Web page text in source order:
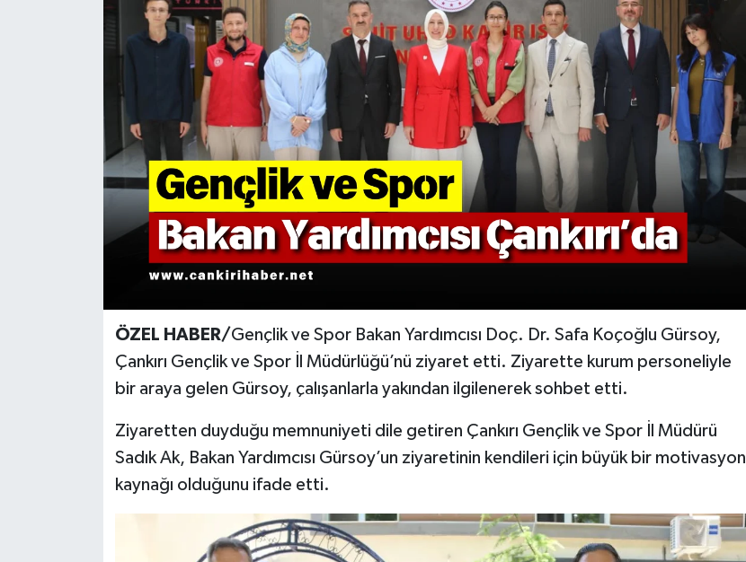
ÖZEL HABER/Gençlik ve Spor Bakan Yardımcısı Doç. Dr. Safa Koçoğlu Gürsoy,
Çankırı Gençlik ve Spor İl Müdürlüğü’nü ziyaret etti. Ziyarette kurum personeliyle
bir araya gelen Gürsoy, çalışanlarla yakından ilgilenerek sohbet etti.
Ziyaretten duyduğu memnuniyeti dile getiren Çankırı Gençlik ve Spor İl Müdürü
Sadık Ak, Bakan Yardımcısı Gürsoy’un ziyaretinin kendileri için büyük bir motivasyon
kaynağı olduğunu ifade etti.
KÜLTÜR SANAT
SİYASET
VİZYONDAKİLER